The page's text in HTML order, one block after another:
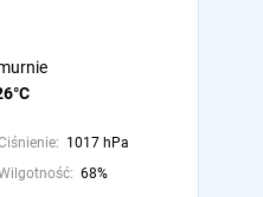
1017 hPa
68%